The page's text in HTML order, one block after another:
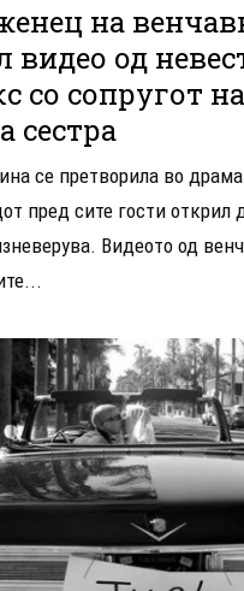
на
од
со сопругот
сестра
се претворила во
пред сите гости открил
Видеото од